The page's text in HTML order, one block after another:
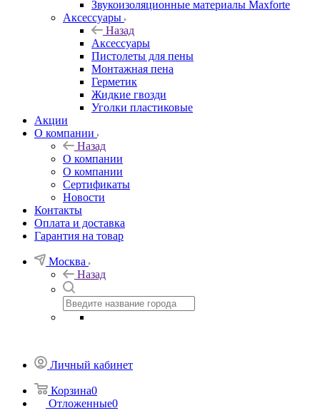
Звукоизоляционные материалы Maxforte
Аксессуары
Назад
Аксессуары
Пистолеты для пены
Монтажная пена
Герметик
Жидкие гвозди
Уголки пластиковые
Акции
О компании
Назад
О компании
О компании
Сертификаты
Новости
Контакты
Оплата и доставка
Гарантия на товар
Москва
Назад
Личный кабинет
Корзина0
Отложенные0